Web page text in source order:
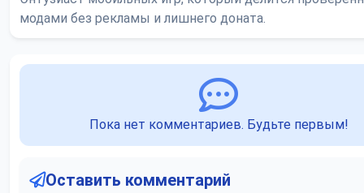
модами без рекламы и лишнего доната.
Пока нет комментариев. Будьте первым!
Оставить комментарий